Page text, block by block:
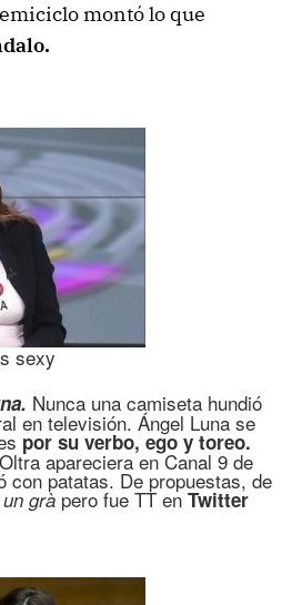
montó lo que
sexy
Nunca una camiseta hundió
en televisión. Ángel Luna se
por su verbo, ego y toreo.
apareciera en Canal 9 de
con patatas. De propuestas, de
grà pero fue TT en Twitter